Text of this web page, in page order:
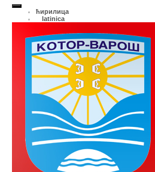
ћирилица
latinica